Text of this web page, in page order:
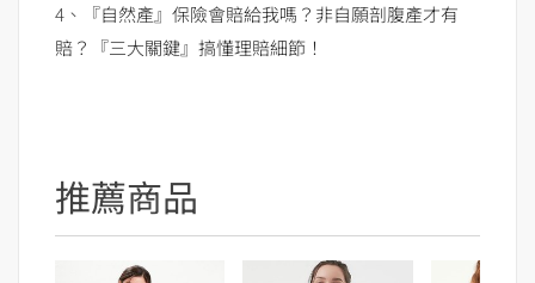
4、
『自然產』保險會賠給我嗎？非自願剖腹產才有
賠？『三大關鍵』搞懂理賠細節！
推薦商品